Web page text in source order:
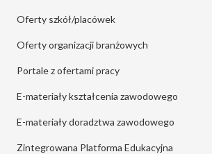
Oferty szkół/placówek
Oferty organizacji branżowych
Portale z ofertami pracy
E-materiały kształcenia zawodowego
E-materiały doradztwa zawodowego
Zintegrowana Platforma Edukacyjna